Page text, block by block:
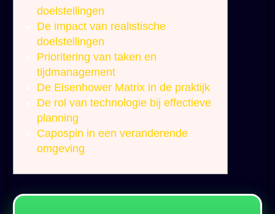
doelstellingen
De impact van realistische
doelstellingen
Prioritering van taken en
tijdmanagement
De Eisenhower Matrix in de praktijk
De rol van technologie bij effectieve
planning
Capospin in een veranderende
omgeving